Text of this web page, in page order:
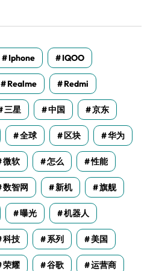
Iphone IQOO
Realme Redmi
三星 中国 京东
全球 区块 华为
微软 怎么 性能
数智网 新机 旗舰
曝光 机器人
科技 系列 美国
荣耀 谷歌 运营商